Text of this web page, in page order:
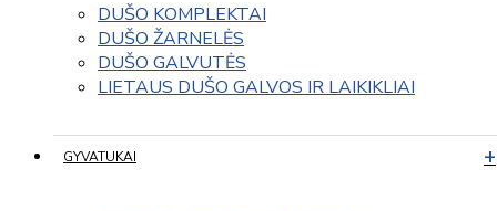
DUŠO KOMPLEKTAI
DUŠO ŽARNELĖS
DUŠO GALVUTĖS
LIETAUS DUŠO GALVOS IR LAIKIKLIAI
GYVATUKAI